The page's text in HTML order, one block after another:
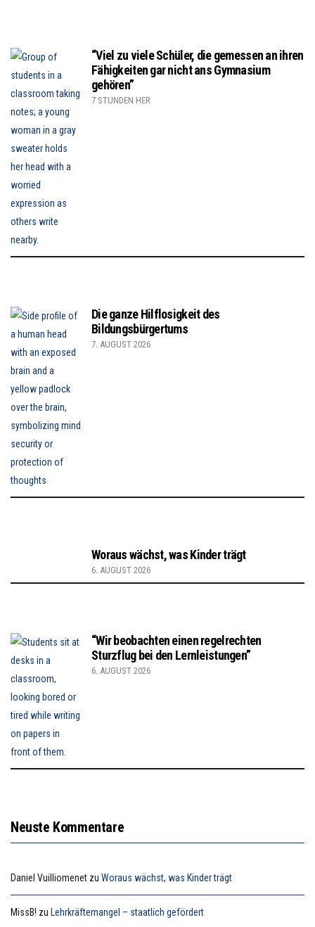
“Viel zu viele Schüler, die gemessen an ihren
Fähigkeiten gar nicht ans Gymnasium
gehören”
7 STUNDEN HER
Die ganze Hilflosigkeit des
Bildungsbürgertums
7. AUGUST 2026
Woraus wächst, was Kinder trägt
6. AUGUST 2026
“Wir beobachten einen regelrechten
Sturzflug bei den Lernleistungen”
6. AUGUST 2026
Neuste Kommentare
Daniel Vuilliomenet zu Woraus wächst, was Kinder trägt
MissB! zu Lehrkräftemangel – staatlich gefördert